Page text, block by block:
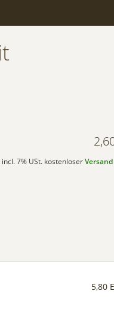
incl. 7% USt. kostenloser Versand
5,80